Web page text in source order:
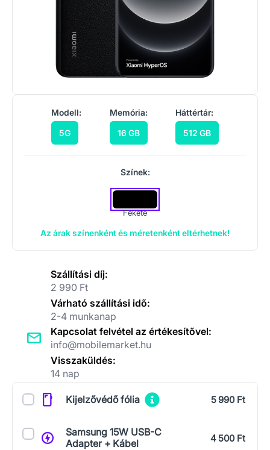
Modell:
5G
Memória:
16 GB
Háttértár:
512 GB
Színek:
Fekete
Az árak színenként és méretenként eltérhetnek!
Szállítási díj:
2 990 Ft
Várható szállítási idő:
2-4 munkanap
Kapcsolat felvétel az értékesítővel:
info@mobilemarket.hu
Visszaküldés:
14 nap
KiegészítőkKijelzővédő fólia 5 990 Ft
Samsung 15W USB-C
Adapter + Kábel
4 500 Ft